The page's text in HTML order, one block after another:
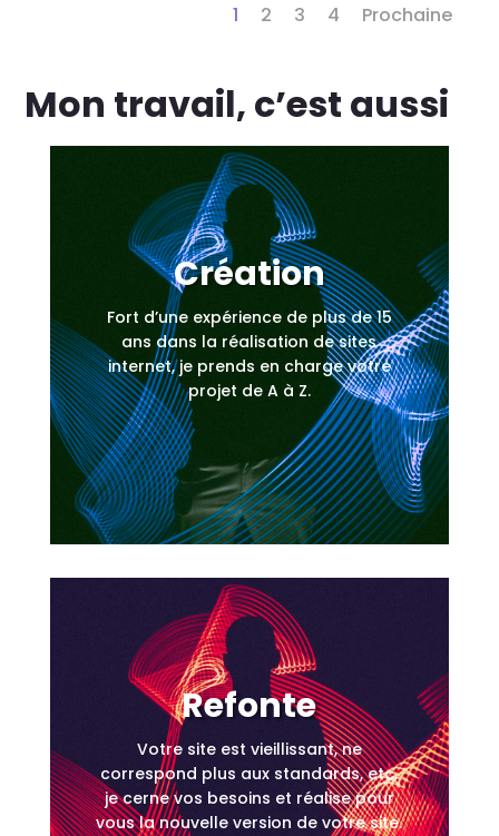
1 2 3 4 Prochaine
Mon travail, c’est aussi
Création
Fort d’une expérience de plus de 15
ans dans la réalisation de sites
internet, je prends en charge votre
projet de A à Z.
Refonte
Votre site est vieillissant, ne
correspond plus aux standards, etc,
je cerne vos besoins et réalise pour
vous la nouvelle version de votre site.